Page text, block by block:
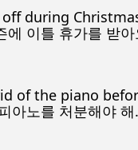
during
에 이틀 휴가를 받아
of the piano
아노를 처분해야 해.